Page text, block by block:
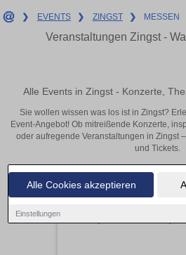
Alle Cookies akzeptieren
Einstellungen
❯ EVENTS ❯ ZINGST ❯ MESSEN
Veranstaltungen Zingst -
Alle Events in Zingst - Konzerte,
Sie wollen wissen was los ist in Zingst?
Event-Angebot! Ob mitreißende Konzerte,
oder aufregende Veranstaltungen in Zingst
und Tickets.